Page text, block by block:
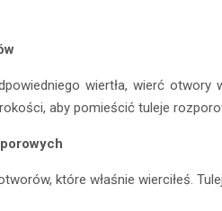
wiertła, wierć
aby pomieścić tuleje
które właśnie wierciłeś.